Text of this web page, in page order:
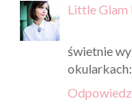
Little Glam
świetnie
Odpowiedz